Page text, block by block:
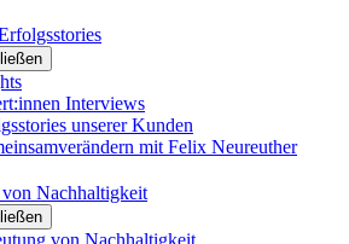
Interviews
unserer Kunden
mit Felix Neureuther
Nachhaltigkeit
von Nachhaltigkeit